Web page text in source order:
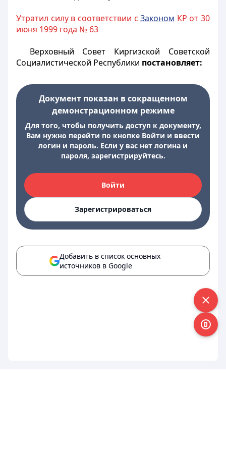
Утратил силу в соответствии сЗаконом КР от 30
июня 1999 года № 63
Верховный Совет Киргизской Советской
Социалистической Республики постановляет:
Документ показан в сокращенном
демонстрационном режиме
Для того, чтобы получить доступ к документу,
Вам нужно перейти по кнопке Войти и ввести
логин и пароль. Если у вас нет логина и
пароля, зарегистрируйтесь.
Войти
Зарегистрироваться
Добавить в список основных
источников в Google